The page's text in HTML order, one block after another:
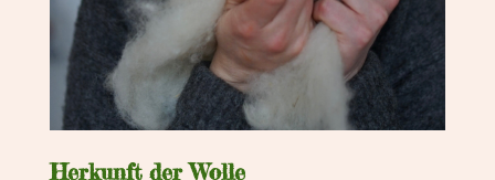
Herkunft der Wolle